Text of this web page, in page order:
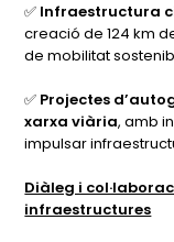
✅ Infraestructura
creació de 124 km
de mobilitat
✅ Projectes
xarxa viària, amb
impulsar
Diàleg i
infraestructures